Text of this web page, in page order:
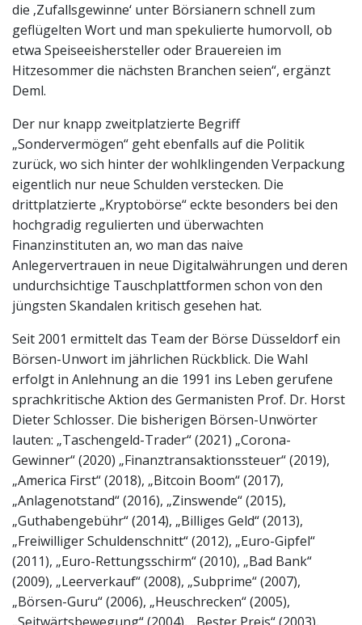
die ‚Zufallsgewinne‘ unter Börsianern schnell zum
geflügelten Wort und man spekulierte humorvoll, ob
etwa Speiseeishersteller oder Brauereien im
Hitzesommer die nächsten Branchen seien“, ergänzt
Deml.
Der nur knapp zweitplatzierte Begriff
„Sondervermögen“ geht ebenfalls auf die Politik
zurück, wo sich hinter der wohlklingenden Verpackung
eigentlich nur neue Schulden verstecken. Die
drittplatzierte „Kryptobörse“ eckte besonders bei den
hochgradig regulierten und überwachten
Finanzinstituten an, wo man das naive
Anlegervertrauen in neue Digitalwährungen und deren
undurchsichtige Tauschplattformen schon von den
jüngsten Skandalen kritisch gesehen hat.
Seit 2001 ermittelt das Team der Börse Düsseldorf ein
Börsen-Unwort im jährlichen Rückblick. Die Wahl
erfolgt in Anlehnung an die 1991 ins Leben gerufene
sprachkritische Aktion des Germanisten Prof. Dr. Horst
Dieter Schlosser. Die bisherigen Börsen-Unwörter
lauten: „Taschengeld-Trader“ (2021) „Corona-
Gewinner“ (2020) „Finanztransaktionssteuer“ (2019),
„America First“ (2018), „Bitcoin Boom“ (2017),
„Anlagenotstand“ (2016), „Zinswende“ (2015),
„Guthabengebühr“ (2014), „Billiges Geld“ (2013),
„Freiwilliger Schuldenschnitt“ (2012), „Euro-Gipfel“
(2011), „Euro-Rettungsschirm“ (2010), „Bad Bank“
(2009), „Leerverkauf“ (2008), „Subprime“ (2007),
„Börsen-Guru“ (2006), „Heuschrecken“ (2005),